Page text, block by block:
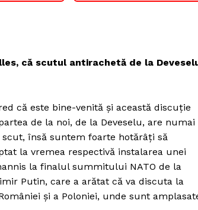
că scutul antirachetă de la
că este bine-venită şi această discuţie
de la noi, de la Deveselu, are numai
însă suntem foarte hotărâţi să
la vremea respectivă instalarea unei
la finalul summitului NATO de la
Putin, care a arătat că va discuta la
şi a Poloniei, unde sunt